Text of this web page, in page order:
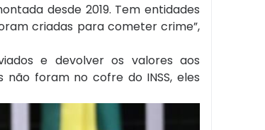
desde 2019. Tem entidades
criadas para cometer crime”,
e devolver os valores aos
não foram no cofre do INSS, eles